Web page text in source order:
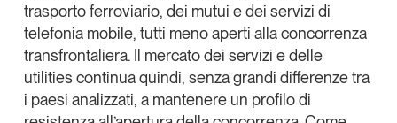
trasporto ferroviario, dei mutui e dei servizi di
telefonia mobile, tutti meno aperti alla concorrenza
transfrontaliera. Il mercato dei servizi e delle
utilities continua quindi, senza grandi differenze tra
i paesi analizzati, a mantenere un profilo di